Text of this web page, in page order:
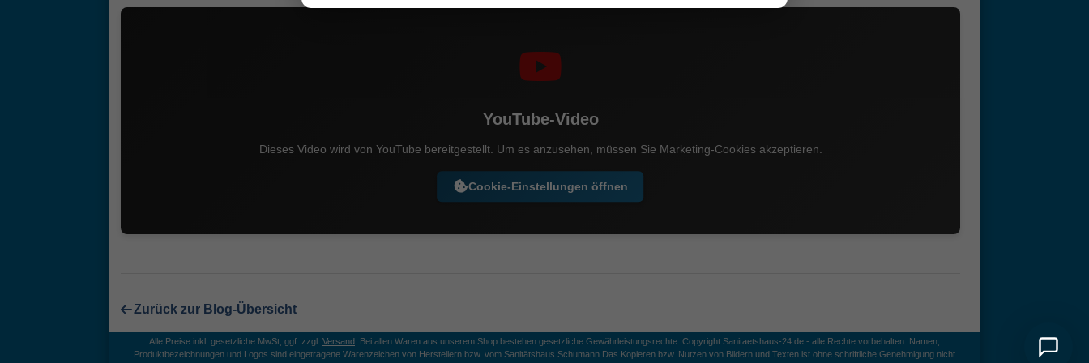
YouTube-Video
Dieses Video wird von YouTube bereitgestellt. Um es anzusehen, müssen Sie Marketing-Cookies akzeptieren.
Cookie-Einstellungen öffnen
Zurück zur Blog-Übersicht
Alle Preise inkl. gesetzliche MwSt, ggf. zzgl. Versand . Bei allen Waren aus unserem Shop bestehen gesetzliche Gewährleistungsrechte. Copyright Sanitaetshaus-24.de - alle Rechte vorbehalten. Namen,
Produktbezeichnungen und Logos sind eingetragene Warenzeichen von Herstellern bzw. vom Sanitätshaus Schumann. Das Kopieren bzw. Nutzen von Bildern und Texten ist ohne schriftliche Genehmigung nicht